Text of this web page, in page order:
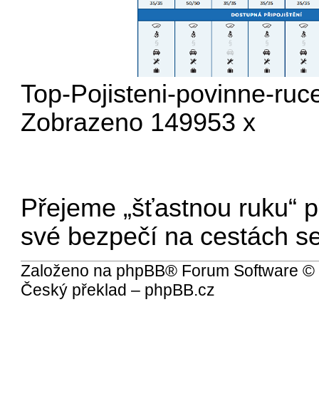
Top-Pojisteni-povinne-
Zobrazeno 149953 x
Přejeme „šťastnou ruku“
své bezpečí na cestách
Založeno na phpBB® Forum Software ©
Český překlad – phpBB.cz